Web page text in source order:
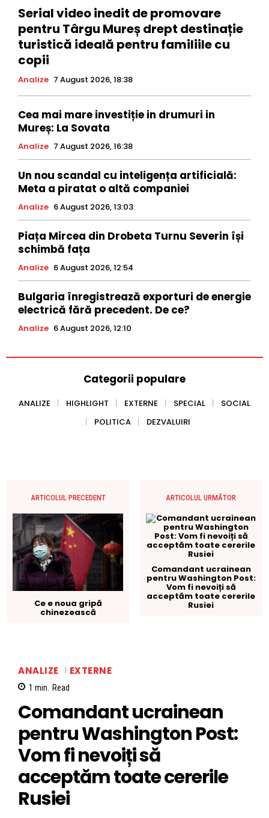
Serial video inedit de promovare
pentru Târgu Mureș drept destinație
turistică ideală pentru familiile cu
copii
Analize 7 August 2026, 18:38
Cea mai mare investiție in drumuri in
Mureș: La Sovata
Analize 7 August 2026, 16:38
Un nou scandal cu inteligența artificială:
Meta a piratat o altă companiei
Analize 6 August 2026, 13:03
Piața Mircea din Drobeta Turnu Severin își
schimbă fața
Analize 6 August 2026, 12:54
Bulgaria înregistrează exporturi de energie
electrică fără precedent. De ce?
Analize 6 August 2026, 12:10
Categorii populare
ANALIZE HIGHLIGHT EXTERNE SPECIAL
SOCIAL
POLITICA
DEZVALUIRI
ARTICOLUL PRECEDENT
Ce e noua gripă
chinezească
ARTICOLUL URMĂTOR
Comandant ucrainean
pentru Washington Post:
Vom fi nevoiți să
acceptăm toate cererile
Rusiei